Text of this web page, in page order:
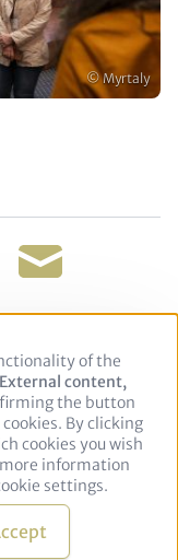
Opphavsrett
© Myrtaly
mail
merknad
of the
External content,
the button
By clicking
cookies you wish
information
settings.